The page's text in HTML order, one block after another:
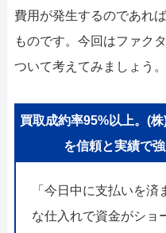
ファクタリング
費用が発生するのであれ
ものです。今回はファク
ついて考えてみましょう。
買取成約率95%以上。(
を信頼と実績で
「今日中に支払いを
な仕入れで資金がショ